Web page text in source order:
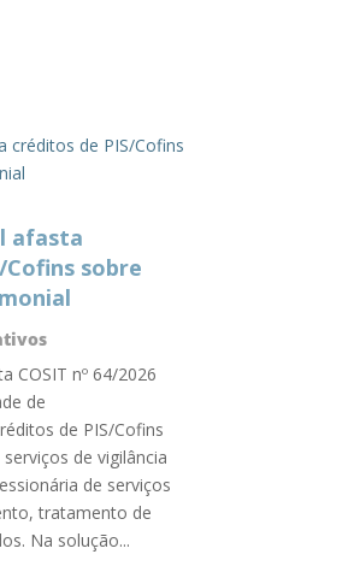
afasta
sobre
COSIT nº 64/2026
de
de PIS/Cofins
de vigilância
de serviços
tratamento de
Na solução...